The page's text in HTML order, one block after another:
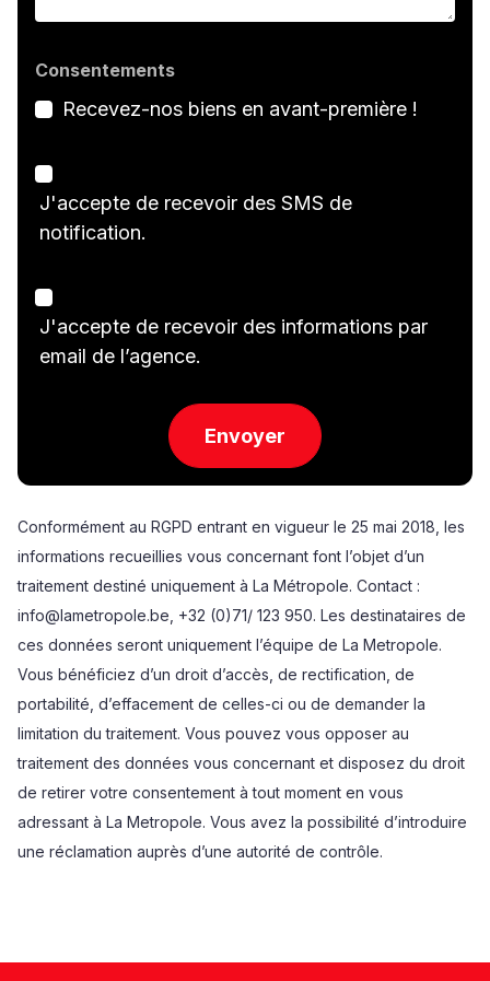
Consentements
Recevez-nos biens en avant-première !
J'accepte de recevoir des SMS de
notification.
J'accepte de recevoir des informations par
email de l’agence.
Conformément au RGPD entrant en vigueur le 25 mai 2018, les
informations recueillies vous concernant font l’objet d’un
traitement destiné uniquement à La Métropole. Contact :
info@lametropole.be, +32 (0)71/ 123 950. Les destinataires de
ces données seront uniquement l’équipe de La Metropole.
Vous bénéficiez d’un droit d’accès, de rectification, de
portabilité, d’effacement de celles-ci ou de demander la
limitation du traitement. Vous pouvez vous opposer au
traitement des données vous concernant et disposez du droit
de retirer votre consentement à tout moment en vous
adressant à La Metropole. Vous avez la possibilité d’introduire
une réclamation auprès d’une autorité de contrôle.